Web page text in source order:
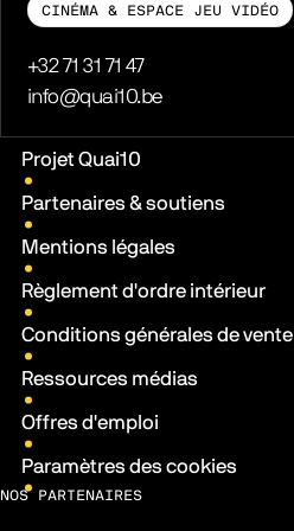
CINÉMA & ESPACE JEU VIDÉO
Téléphone
+32 71 31 71 47
E-mail
info@quai10.be
Liens pratiques
Projet Quai10
Partenaires & soutiens
Mentions légales
Règlement d'ordre intérieur
Conditions générales de vente
Ressources médias
Offres d'emploi
Paramètres des cookies
NOS PARTENAIRES